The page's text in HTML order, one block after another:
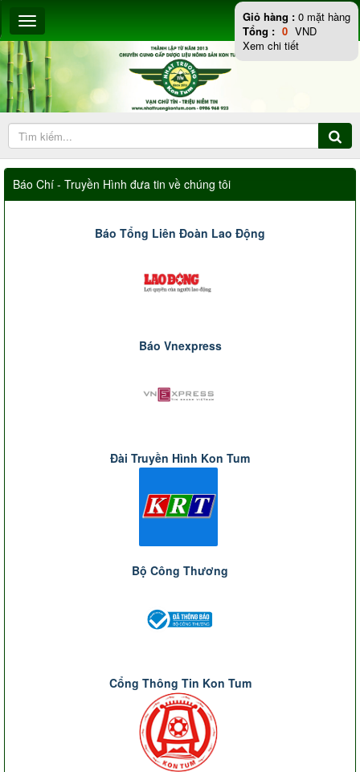
Báo Chí - Truyền Hình đưa tin về chúng tôi
Báo Tổng Liên Đoàn Lao Động
Báo Vnexpress
Đài Truyền Hình Kon Tum
Bộ Công Thương
Cổng Thông Tin Kon Tum
Giỏ hàng : 0 mặt hàng
Tổng : 0 VND
Xem chi tiết